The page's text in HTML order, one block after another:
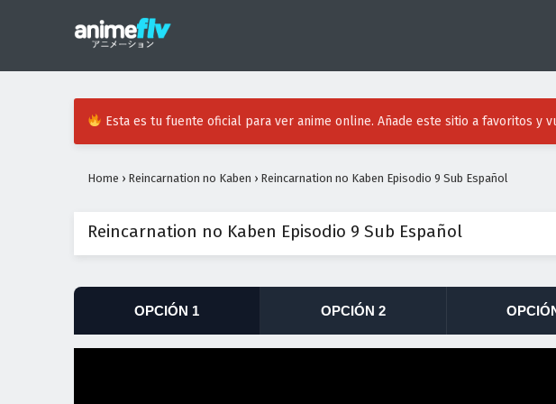
Esta es tu fuente oficial para ver anime online. Añade este sitio a favoritos y
Home › Reincarnation no Kaben › Reincarnation no Kaben Episodio 9 Sub Español
Reincarnation no Kaben Episodio 9 Sub Español
OPCIÓN 1 OPCIÓN 2